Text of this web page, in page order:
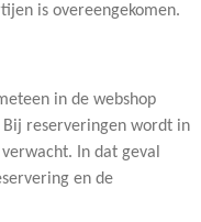
is overeengekomen.
in de webshop
reserveringen wordt in
In dat geval
en de